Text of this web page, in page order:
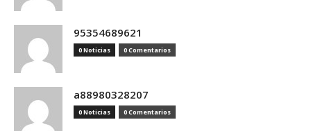
95354689621
0 Noticias 0 Comentarios
a88980328207
0 Noticias 0 Comentarios